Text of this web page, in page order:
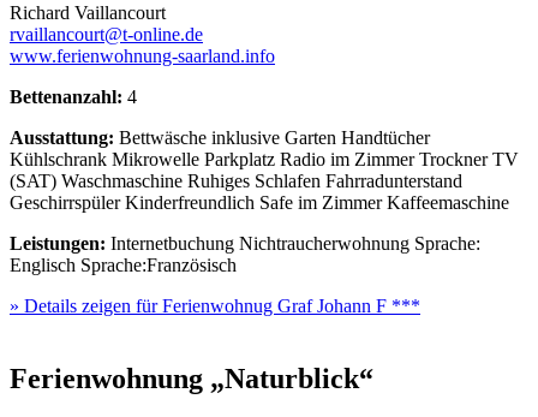
Richard Vaillancourt
rvaillancourt@t-online.de
www.ferienwohnung-saarland.info
Bettenanzahl: 4
Ausstattung: Bettwäsche inklusive Garten Handtücher
Kühlschrank Mikrowelle Parkplatz Radio im Zimmer Trockner TV
(SAT) Waschmaschine Ruhiges Schlafen Fahrradunterstand
Geschirrspüler Kinderfreundlich Safe im Zimmer Kaffeemaschine
Leistungen: Internetbuchung Nichtraucherwohnung Sprache:
Englisch Sprache:Französisch
» Details zeigen für Ferienwohnug Graf Johann F ***
Ferienwohnung „Naturblick“